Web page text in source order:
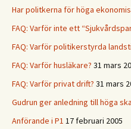
Har politkerna för höga
FAQ: Varför inte ett
FAQ: Varför politikerstyrda
FAQ: Varför husläkare? 31 mars
FAQ: Varför privat drift? 31 mars
Gudrun ger anledning till höga
Anförande i P1 17 februari 2005